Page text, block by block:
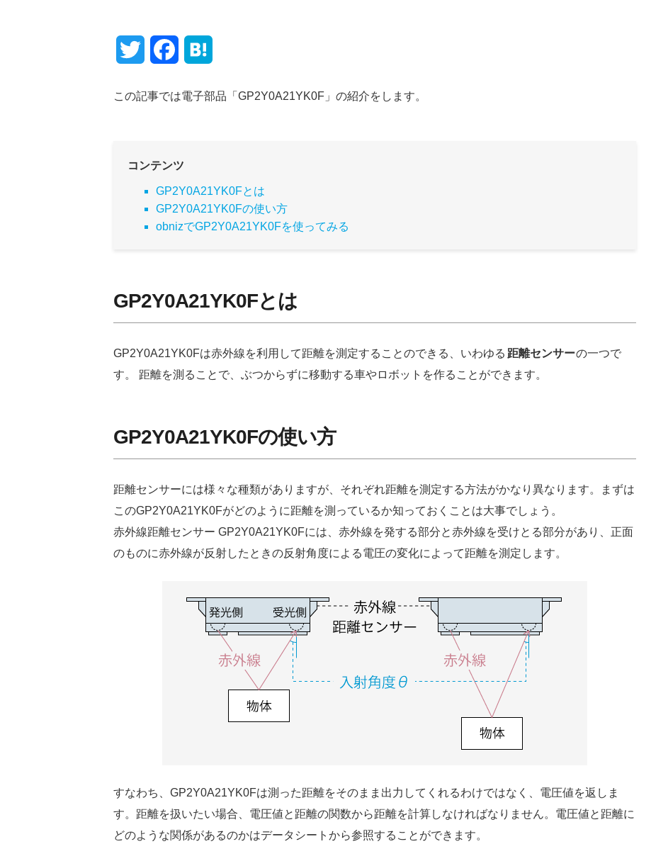
e
o
r
t
e
b
o a
この記事では電子部品「GP2Y0A21YK0F」の紹介をします。
コンテンツ
GP2Y0A21YK0Fとは
GP2Y0A21YK0Fの使い方
obnizでGP2Y0A21YK0Fを使ってみる
GP2Y0A21YK0Fとは
GP2Y0A21YK0Fは赤外線を利用して距離を測定することのできる、いわゆる 距離センサーの一つで
す。 距離を測ることで、ぶつからずに移動する車やロボットを作ることができます。
GP2Y0A21YK0Fの使い方
距離センサーには様々な種類がありますが、それぞれ距離を測定する方法がかなり異なります。まずは
このGP2Y0A21YK0Fがどのように距離を測っているか知っておくことは大事でしょう。
赤外線距離センサー GP2Y0A21YK0Fには、赤外線を発する部分と赤外線を受けとる部分があり、正面
のものに赤外線が反射したときの反射角度による電圧の変化によって距離を測定します。
すなわち、GP2Y0A21YK0Fは測った距離をそのまま出力してくれるわけではなく、電圧値を返しま
す。距離を扱いたい場合、電圧値と距離の関数から距離を計算しなければなりません。電圧値と距離に
どのような関係があるのかはデータシートから参照することができます。